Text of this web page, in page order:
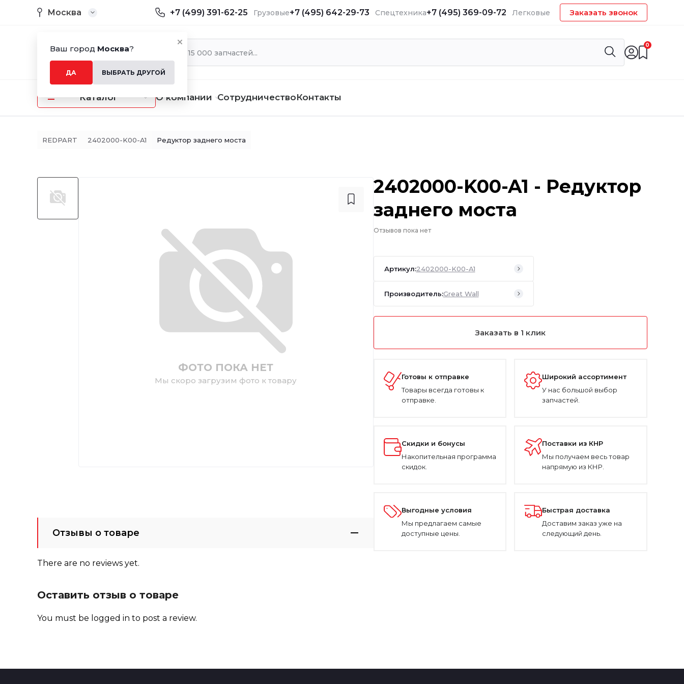
Ваш город Москва?
ДА ВЫБРАТЬ ДРУГОЙ
Москва +7 (499) 391-62-25 Грузовые+7 (495) 642-29-73 Спецтехника+7 (495) 369-09-72 Легковые Заказать звонок
0
Каталог О компании СотрудничествоКонтакты
REDPART 2402000-K00-A1 Редуктор заднего моста
ФОТО ПОКА НЕТ
Мы скоро загрузим фото к товару
Отзывы о товаре
There are no reviews yet.
Оставить отзыв о товаре
You must be logged in to post a review.
2402000-K00-A1 - Редуктор
заднего моста
Отзывов пока нет
Артикул:2402000-K00-A1
Производитель:Great Wall
Заказать в 1 клик
Готовы к отправке
Товары всегда готовы к
отправке.
Широкий ассортимент
У нас большой выбор
запчастей.
Скидки и бонусы
Накопительная программа
скидок.
Поставки из КНР
Мы получаем весь товар
напрямую из КНР.
Выгодные условия
Мы предлагаем самые
доступные цены.
Быстрая доставка
Доставим заказ уже на
следующий день.